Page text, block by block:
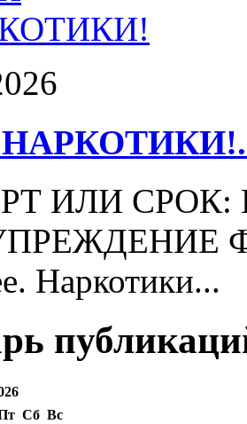
ИЛИ СРОК:
Наркотики...
Сб Вс